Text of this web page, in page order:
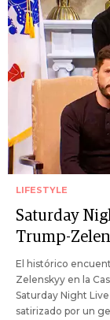
LIFESTYLE
Saturday
Trump-
El histórico
Zelenskyy en la
Saturday Night
satirizado por un